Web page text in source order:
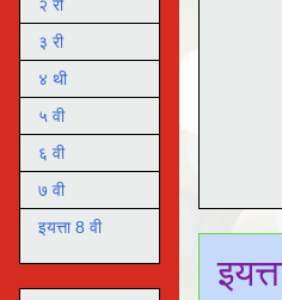
२ री
३ री
४ थी
५ वी
६ वी
७ वी
इयत्ता 8 वी